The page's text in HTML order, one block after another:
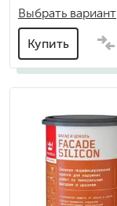
Выбрать вариант
Купить